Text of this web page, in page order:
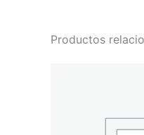
Productos